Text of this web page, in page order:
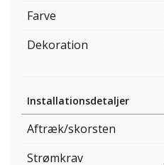
Farve
Dekoration
Installationsdetaljer
Aftræk/skorsten
Strømkrav